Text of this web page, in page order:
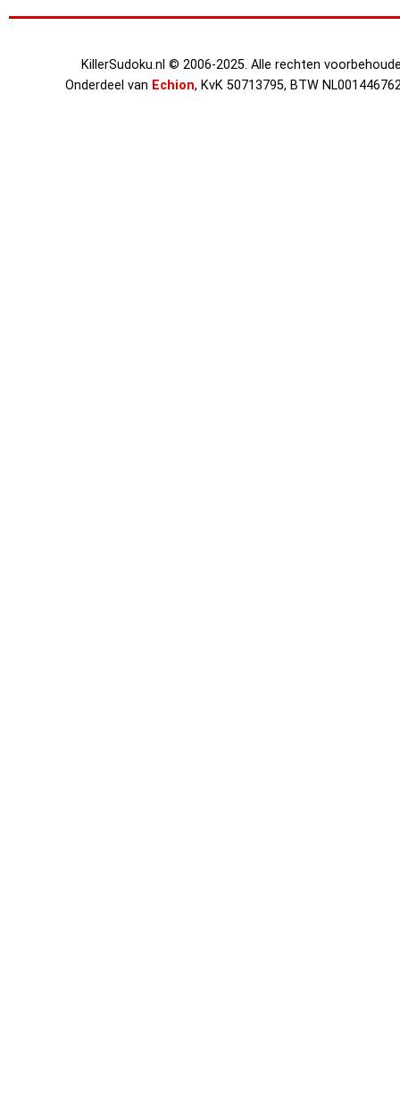
KillerSudoku.nl © 2006-2025. Alle rechten
Onderdeel van Echion, KvK 50713795, BTW